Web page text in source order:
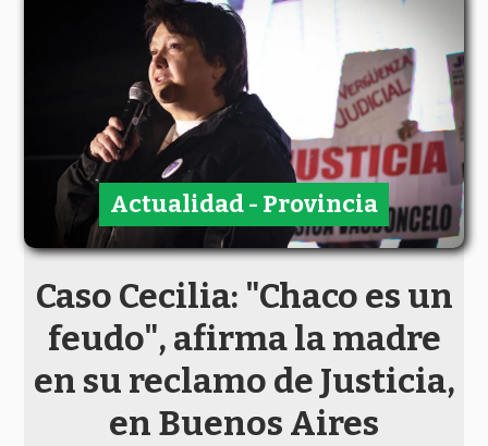
Caso Cecilia: "Chaco es un
feudo", afirma la madre
en su reclamo de Justicia,
en Buenos Aires
Actualidad - Provincia